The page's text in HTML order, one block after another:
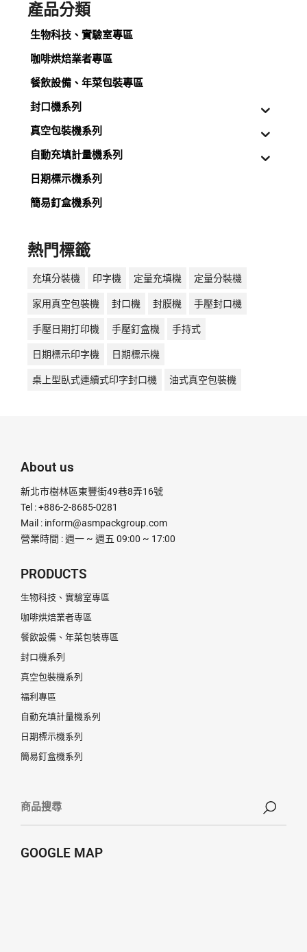
產品分類
生物科技、實驗室專區
咖啡烘焙業者專區
餐飲設備、年菜包裝專區
封口機系列
真空包裝機系列
自動充填計量機系列
日期標示機系列
簡易釘盒機系列
熱門標籤
充填分裝機 印字機 定量充填機 定量分裝機
家用真空包裝機 封口機 封膜機 手壓封口機
手壓日期打印機 手壓釘盒機 手持式
日期標示印字機 日期標示機
桌上型臥式連續式印字封口機 油式真空包裝機
計量分裝機 超音波釘盒機
連續式封口機 釘盒機
About us
新北市樹林區東豐街49巷8弄16號
Tel : +886-2-8685-0281
Mail : inform@asmpackgroup.com
營業時間 : 週一 ~ 週五 09:00 ~ 17:00
PRODUCTS
生物科技、實驗室專區
咖啡烘焙業者專區
餐飲設備、年菜包裝專區
封口機系列
真空包裝機系列
福利專區
自動充填計量機系列
日期標示機系列
簡易釘盒機系列
GOOGLE MAP